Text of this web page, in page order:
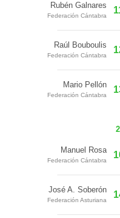
Rubén Galnares
Federación Cántabra
Raúl Bouboulis
Federación Cántabra
Mario Pellón
Federación Cántabra
Manuel Rosa
Federación Cántabra
José A. Soberón
Federación Asturiana